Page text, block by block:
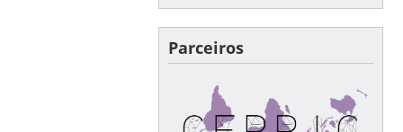
Parceiros